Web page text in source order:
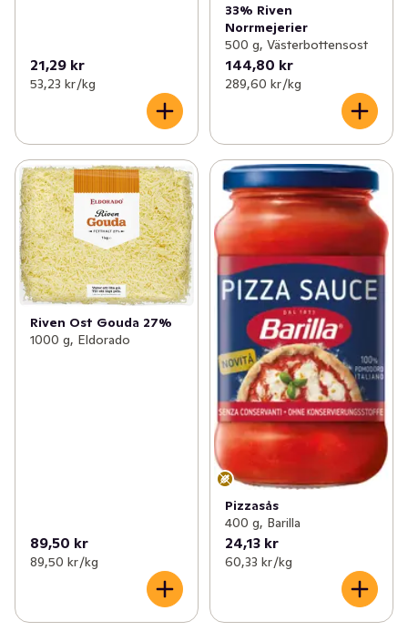
21,29 kr
53,23 kr /kg
33% Riven
Norrmejerier
500 g, Västerbottensost
144,80 kr
289,60 kr /kg
Riven Ost Gouda 27%
1000 g, Eldorado
89,50 kr
89,50 kr /kg
Pizzasås
400 g, Barilla
24,13 kr
60,33 kr /kg